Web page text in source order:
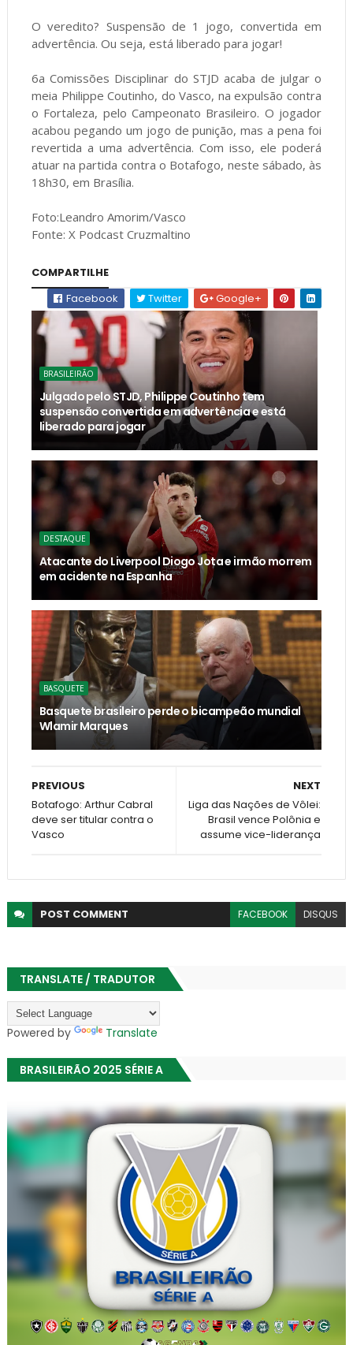
O veredito? Suspensão de 1 jogo, convertida em
advertência. Ou seja, está liberado para jogar!
6a Comissões Disciplinar do STJD acaba de julgar o
meia Philippe Coutinho, do Vasco, na expulsão contra
o Fortaleza, pelo Campeonato Brasileiro. O jogador
acabou pegando um jogo de punição, mas a pena foi
revertida a uma advertência. Com isso, ele poderá
atuar na partida contra o Botafogo, neste sábado, às
18h30, em Brasília.
Foto:Leandro Amorim/Vasco
Fonte: X Podcast Cruzmaltino
COMPARTILHE
Facebook
Twitter Google+
BRASILEIRÃO
Julgado pelo STJD, Philippe Coutinho tem
suspensão convertida em advertência e está
liberado para jogar
DESTAQUE
Atacante do Liverpool Diogo Jota e irmão morrem
em acidente na Espanha
BASQUETE
Basquete brasileiro perde o bicampeão mundial
Wlamir Marques
NEXT
Liga das Nações de Vôlei:
Brasil vence Polônia e
assume vice-liderança
PREVIOUS
Botafogo: Arthur Cabral
deve ser titular contra o
Vasco
POST COMMENT FACEBOOK DISQUS
TRANSLATE / TRADUTOR
Powered by Translate
BRASILEIRÃO 2025 SÉRIE A